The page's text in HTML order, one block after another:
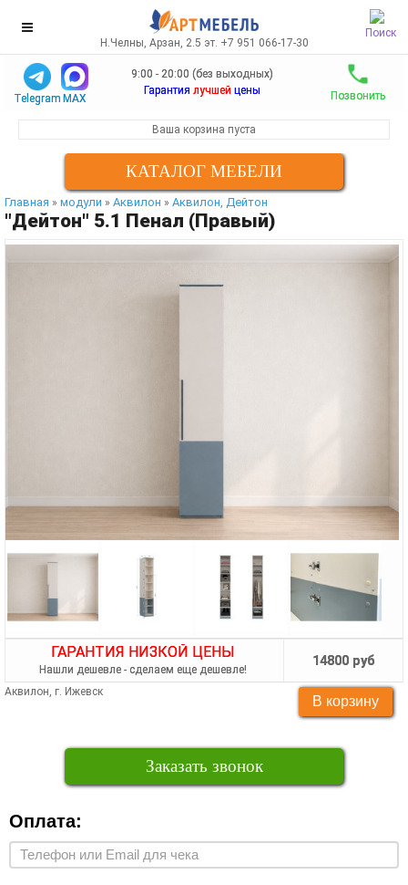
Поиск
Н.Челны, Арзан, 2.5 эт. +7 951 066-17-30
Telegram MAX
9:00 - 20:00 (без выходных)
Гарантия лучшей цены Позвонить
Ваша корзина пуста
КАТАЛОГ МЕБЕЛИ
Главная » модули » Аквилон » Аквилон, Дейтон
"Дейтон" 5.1 Пенал (Правый)
ГАРАНТИЯ НИЗКОЙ ЦЕНЫ
Нашли дешевле - сделаем еще дешевле!
14800 руб
Аквилон, г. Ижевск
Заказать звонок
Оплата: